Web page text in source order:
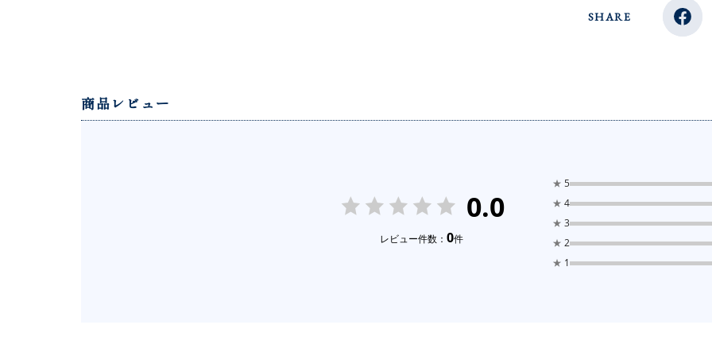
SHARE
商品レビュー
0.0
レビュー件数： 0件
★ 5
★ 4
★ 3
★ 2
★ 1